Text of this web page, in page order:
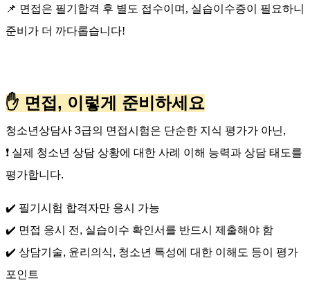
📌 면접은 필기합격 후 별도 접수이며 , 실습이수증이 필요하니
준비가 더 까다롭습니다!
✋ 면접 , 이렇게 준비하세요
청소년상담사 3급의 면접시험은 단순한 지식 평가가 아닌,
❗ 실제 청소년 상담 상황에 대한 사례 이해 능력과 상담 태도를
평가합니다.
✔️ 필기시험 합격자만 응시
가능
✔️ 면접 응시 전 , 실습이수 확인서를 반드시 제출해야 함
✔️ 상담기술, 윤리의식, 청소년 특성에 대한 이해도 등이
평가
포인트